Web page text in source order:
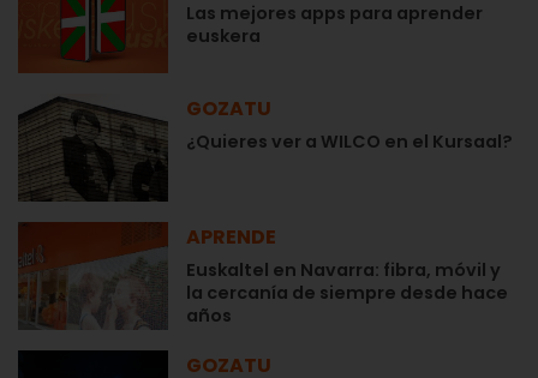
Las mejores apps para aprender
euskera
GOZATU
¿Quieres ver a WILCO en el Kursaal?
APRENDE
Euskaltel en Navarra: fibra, móvil y
la cercanía de siempre desde hace
años
GOZATU